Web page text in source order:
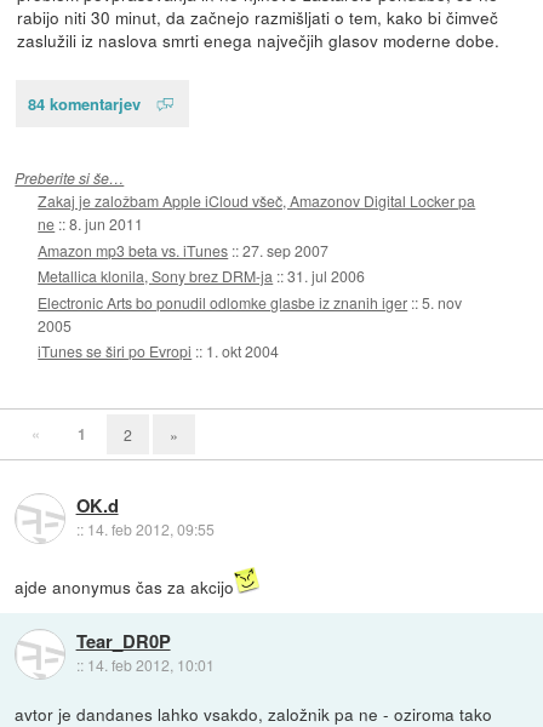
rabijo niti 30 minut, da začnejo razmišljati o tem, kako bi čimveč
zaslužili iz naslova smrti enega največjih glasov moderne dobe.
84 komentarjev
Preberite si še…
Zakaj je založbam Apple iCloud všeč, Amazonov Digital Locker pa
ne ::8. jun 2011
Amazon mp3 beta vs. iTunes ::27. sep 2007
Metallica klonila, Sony brez DRM-ja ::31. jul 2006
Electronic Arts bo ponudil odlomke glasbe iz znanih iger ::5. nov
2005
iTunes se širi po Evropi :: 1. okt 2004
« 1 2 »
OK.d
:: 14. feb 2012, 09:55
ajde anonymus čas za akcijo
Tear_DR0P
:: 14. feb 2012, 10:01
avtor je dandanes lahko vsakdo, založnik pa ne - oziroma tako